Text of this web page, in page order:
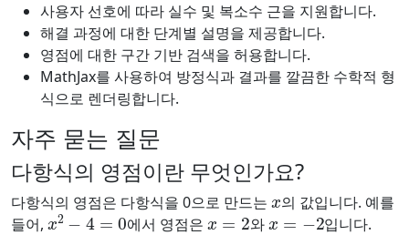
사용자 선호에 따라 실수 및 복소수 근을 지원합니다.
해결 과정에 대한 단계별 설명을 제공합니다.
영점에 대한 구간 기반 검색을 허용합니다.
MathJax를 사용하여 방정식과 결과를 깔끔한 수학적 형
식으로 렌더링합니다.
자주 묻는 질문
다항식의 영점이란 무엇인가요?
다항식의 영점은 다항식을 0으로 만드는
의 값입니다. 예를
들어,
x2−4=0
에서 영점은
x=2
와
x=− 2
입니다.